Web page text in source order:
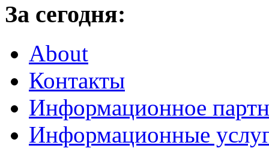
За сегодня:
About
Контакты
Информационное
Информационные